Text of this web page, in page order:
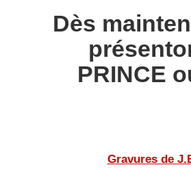
Dès
PRINCE
Gravures de